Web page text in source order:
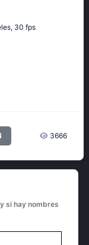
30 fps
3666
si hay nombres